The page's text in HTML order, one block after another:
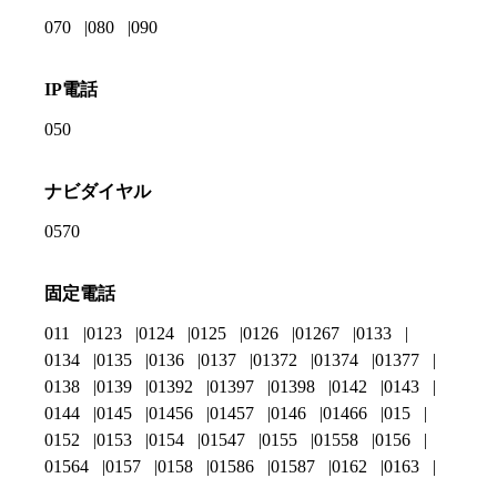
070 080 090
IP電話
050
ナビダイヤル
0570
固定電話
011 0123 0124 0125 0126 01267
0133
0134
0135 0136 0137 01372 01374
01377
0138
0139 01392 01397 01398 0142
0143
0144
0145 01456 01457 0146 01466
015
0152
0153 0154 01547 0155 01558
0156
01564
0157 0158 01586 01587 0162
0163